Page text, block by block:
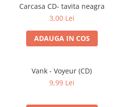
Carcasa CD- tavita neagra
3,00 Lei
ADAUGA IN COS
Vank - Voyeur (CD)
9,99 Lei